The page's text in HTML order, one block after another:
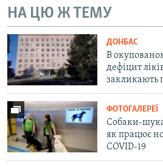
НА ЦЮ Ж ТЕМУ
ДОНБАС
В
дефіцит
закликають
ФОТОГАЛЕРЕЇ
Собаки-
як працює
COVID-19